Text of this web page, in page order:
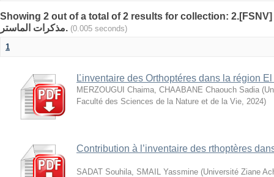
Showing 2 out of a total of 2 results for collection: 2.[FSNV]
مذكرات الماستر.
(0.005 seconds)
1
Ľinventaire des Orthoptéres dans la région
MERZOUGUI Chaima, CHAABANE Chaouch Sadia (
Faculté des Sciences de la Nature et de la Vie, 2024)
Contribution à l’inventaire des rthoptères
SADAT Souhila, SMAIL Yassmine (Université Ziane